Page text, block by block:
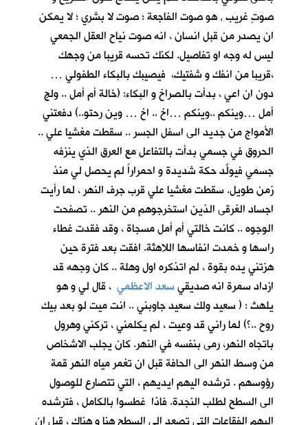
صوتٍ غريب , هو صوت الفاجعة ؛ صوت لا بشري ؛ لا يمكن
ان يصدر من قبل انسان ، انه صوت نياح العقل الجمعي
ليس له وجه او تفاصيل. لكنك تحسه قريبا من وجهك
،قريبا من انفك و شفتيك، فيصيبك بالبكاء الطفولي …
دون ان اعي ، بدأت بالصراخ و البكاء: (خالة أم أمل .. ولج
أمل …وينكم ..وينكم …اخ .. اخ … وين رحتو..) دفعتني
الأمواج من جديد الى اسفل الجسر .. سقطت مغشيا علي ..
الحروق في جسمي بدأت بالتفاعل مع العرق الذي ينزفه
جسمي فيولِّد حكة شديدة و احمراراً لم يحصل لي منذ
زمن طويل. سقطت مغشيا علي قرب جرف النهر ، لما رأيت
اجساد الغرقى الذين استخرجوهم من النهر .. تصفحت
الوجوه .. كانت خالتي أم أمل مسجاة ، وقد فقدت غطاء
راسها و خمدت انفاسها اللاهثة. افقت بعد فترة حين
هزتني يده بقوة ، لم اتذكره اول وهلة .. كان وجهه قد
ازداد سمرة انه صديقيسعد الاعظمي ، قال لي و هو
يلهث : ( سعيد ولك سعيد جاوبني .. انت ميت لو بعد بيك
روح ..؟) لما راني قد وعيت ، لم يكلمني ، تركني وهرول
باتجاه النهر، رمى بنفسه في النهر. كان يجلب الاشخاص
من وسط النهر الى الحافة قبل ان تغمر مياه النهر قمة
رؤوسهم . ترشده اليهم ايديهم ، التي تتصارع للوصول
الى السطح لطلب النجدة. فاذا غطسوا بالكامل ، فترشده